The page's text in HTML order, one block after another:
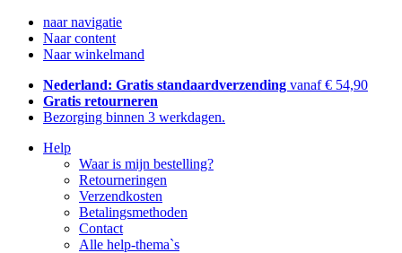
naar navigatie
Naar content
Naar winkelmand
Nederland: Gratis standaardverzending vanaf € 54,90
Gratis retourneren
Bezorging binnen 3 werkdagen.
Help
Waar is mijn bestelling?
Retourneringen
Verzendkosten
Betalingsmethoden
Contact
Alle help-thema`s